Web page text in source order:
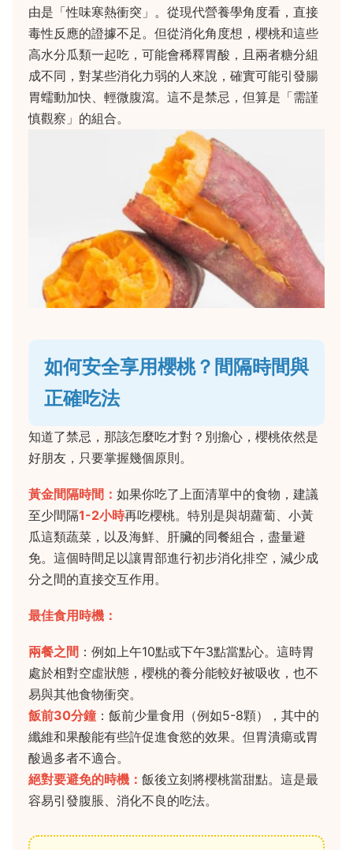
由是「性味寒熱衝突」。從現代營養學角度看，直接
毒性反應的證據不足。但從消化角度想，櫻桃和這些
高水分瓜類一起吃，可能會稀釋胃酸，且兩者糖分組
成不同，對某些消化力弱的人來說，確實可能引發腸
胃蠕動加快、輕微腹瀉。這不是禁忌，但算是「需謹
慎觀察」的組合。
如何安全享用櫻桃？間隔時間與
正確吃法
知道了禁忌，那該怎麼吃才對？別擔心，櫻桃依然是
好朋友，只要掌握幾個原則。
黃金間隔時間： 如果你吃了上面清單中的食物，建議
至少間隔1-2小時再吃櫻桃。特別是與胡蘿蔔、小黃
瓜這類蔬菜，以及海鮮、肝臟的同餐組合，盡量避
免。這個時間足以讓胃部進行初步消化排空，減少成
分之間的直接交互作用。
最佳食用時機：
兩餐之間 ：例如上午10點或下午3點當點心。這時胃
處於相對空虛狀態，櫻桃的養分能較好被吸收，也不
易與其他食物衝突。
飯前30分鐘 ：飯前少量食用（例如5-8顆），其中的
纖維和果酸能有些許促進食慾的效果。但胃潰瘍或胃
酸過多者不適合。
絕對要避免的時機： 飯後立刻將櫻桃當甜點。這是最
容易引發腹脹、消化不良的吃法。